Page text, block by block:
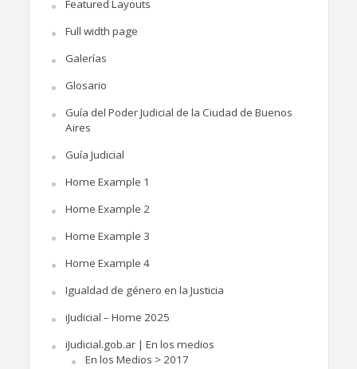
Featured Layouts
Full width page
Galerías
Glosario
Guía del Poder Judicial de la Ciudad de Buenos
Aires
Guía Judicial
Home Example 1
Home Example 2
Home Example 3
Home Example 4
Igualdad de género en la Justicia
iJudicial – Home 2025
iJudicial.gob.ar | En los medios
En los Medios > 2017